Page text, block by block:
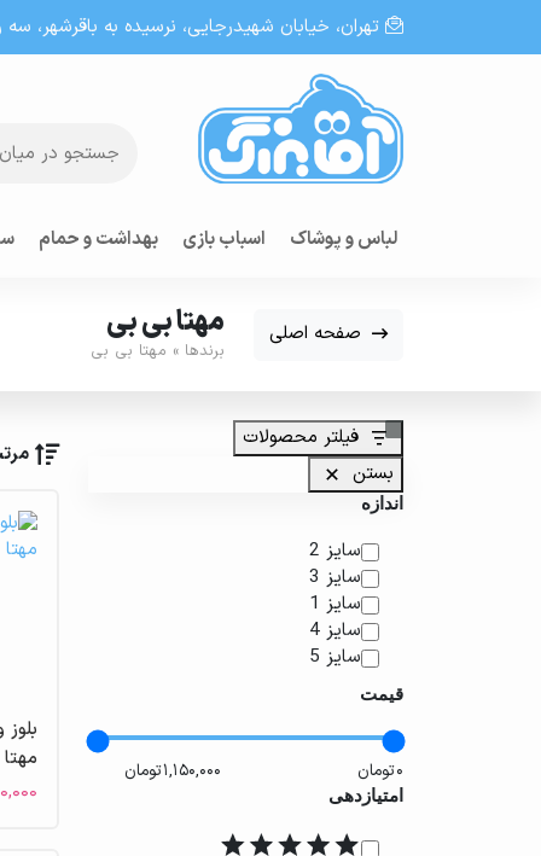
تهران، خيابان شهيدرجايى، نرسیده به باقرشهر، سه
لباس و پوشاک اسباب بازی بهداشت و حمام
صفحه اصلی مهتا بی بی
برندها » مهتا بی بی
فیلتر محصولات
بستن
اندازه
اندازهسایز 2
سایز 3
سایز 1
سایز 4
سایز 5
قیمت
امتیازدهی
امتیاز
مهتا